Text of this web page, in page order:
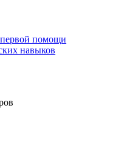
помощи
навыков